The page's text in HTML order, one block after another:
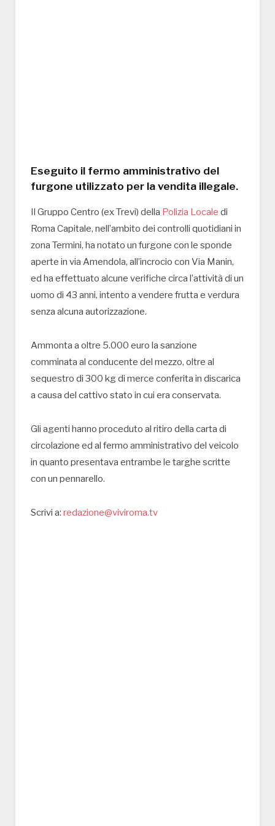
Eseguito il fermo amministrativo del
furgone utilizzato per la vendita illegale.
Il Gruppo Centro (ex Trevi) della Polizia Locale di
Roma Capitale, nell’ambito dei controlli quotidiani in
zona Termini, ha notato un furgone con le sponde
aperte in via Amendola, all’incrocio con Via Manin,
ed ha effettuato alcune verifiche circa l’attività di un
uomo di 43 anni, intento a vendere frutta e verdura
senza alcuna autorizzazione.
Ammonta a oltre 5.000 euro la sanzione
comminata al conducente del mezzo, oltre al
sequestro di 300 kg di merce conferita in discarica
a causa del cattivo stato in cui era conservata.
Gli agenti hanno proceduto al ritiro della carta di
circolazione ed al fermo amministrativo del veicolo
in quanto presentava entrambe le targhe scritte
con un pennarello.
Scrivi a: redazione@viviroma.tv